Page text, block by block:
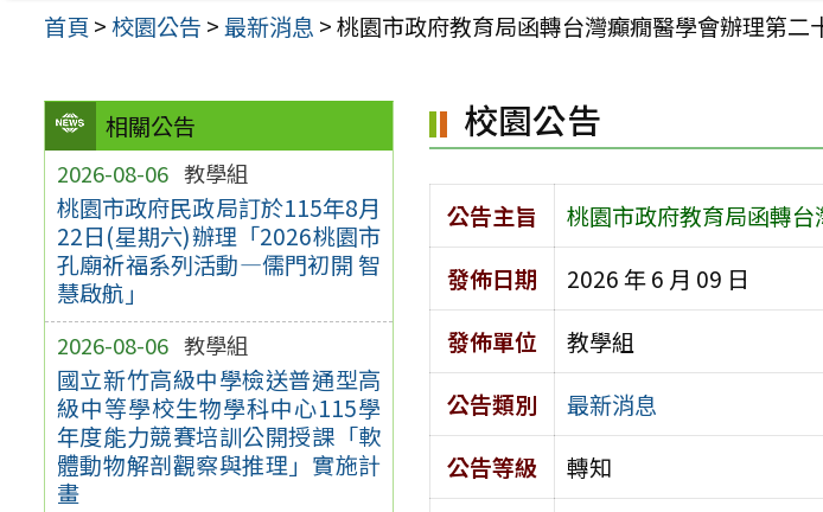
首頁 >校園公告 >最新消息 >桃園市政府教育局函轉台灣癲癇醫學會辦理第
相關公告
2026-08-06 教學組
桃園市政府民政局訂於115年8月
22日(星期六)辦理「2026桃園市
孔廟祈福系列活動—儒門初開 智
慧啟航」
2026-08-06 教學組
國立新竹高級中學檢送普通型高
級中等學校生物學科中心115學
年度能力競賽培訓公開授課「軟
體動物解剖觀察與推理」實施計
畫
校園公告
公告主旨
桃園市政府教育局函轉
發佈日期
2026 年 6 月 09 日
發佈單位
教學組
公告類別
最新消息
公告等級
轉知